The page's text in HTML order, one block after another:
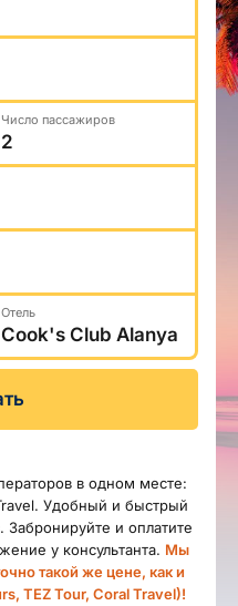
Platinum
Число пассажиров
Отель
в одном месте:
Удобный и быстрый
Забронируйте и оплатите
у консультанта. Мы
такой же цене, как и
TEZ Tour, Coral Travel)!